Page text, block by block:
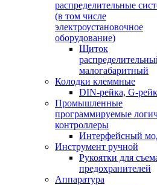
распределительные
(в том числе
электроустановочное
оборудование)
Щиток
малогабаритный
Колодки клеммные
DIN-рейка, G-
Промышленные
программируемые
контроллеры
Интерфейсный
Инструмент ручной
Рукоятки для
предохранителей
Аппаратура